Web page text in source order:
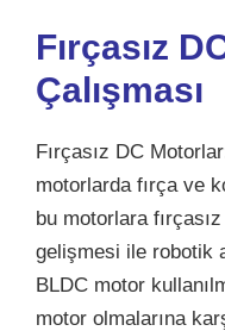
Fırçasız
Çalışması
Fırçasız DC
motorlarda fırça ve
bu motorlara
gelişmesi ile robotik
BLDC motor
motor olmalarına